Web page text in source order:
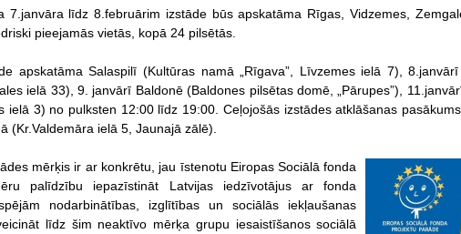
7.janvāra līdz 8.februārim izstāde būs apskatāma Rīgas, Vidzemes,
pieejamās vietās, kopā 24 pilsētās.
apskatāma Salaspilī (Kultūras namā „Rīgava”, Līvzemes ielā 7),
ielā 33), 9. janvārī Baldonē (Baldones pilsētas domē, „Pārupes”),
ielā 3) no pulksten 12:00 līdz 19:00. Ceļojošās izstādes atklāšanas
(Kr.Valdemāra ielā 5, Jaunajā zālē).
mērķis ir ar konkrētu, jau īstenotu Eiropas Sociālā fonda
palīdzību iepazīstināt Latvijas iedzīvotājus ar fonda
nodarbinātības, izglītības un sociālās iekļaušanas
līdz šim neaktīvo mērķa grupu iesaistīšanos sociālā